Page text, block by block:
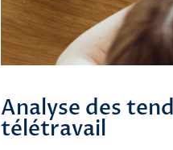
Analyse des
télétravail